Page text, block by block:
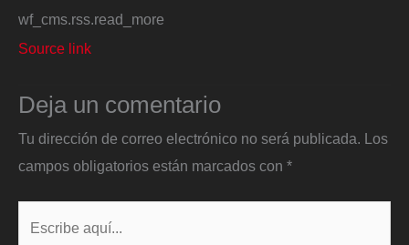
wf_cms.rss.read_more
Source link
Deja un comentario
Tu dirección de correo electrónico no será publicada. Los
campos obligatorios están marcados con *